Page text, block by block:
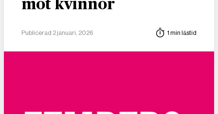
mot kvinnor
Publicerad 2 januari, 2026 1 min lästid